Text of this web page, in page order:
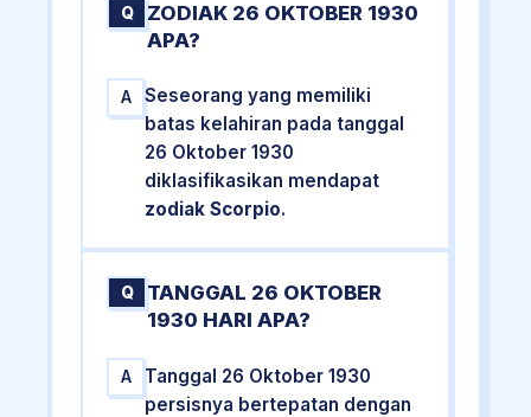
Q
ZODIAK 26 OKTOBER 1930
APA?
A
Seseorang yang memiliki
batas kelahiran pada tanggal
26 Oktober 1930
diklasifikasikan mendapat
zodiak Scorpio.
Q
TANGGAL 26 OKTOBER
1930 HARI APA?
A
Tanggal 26 Oktober 1930
persisnya bertepatan dengan